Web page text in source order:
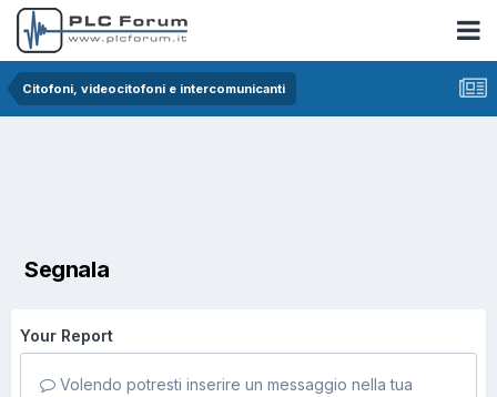
Citofoni, videocitofoni e intercomunicanti
Segnala
Your Report
Volendo potresti inserire un messaggio nella tua